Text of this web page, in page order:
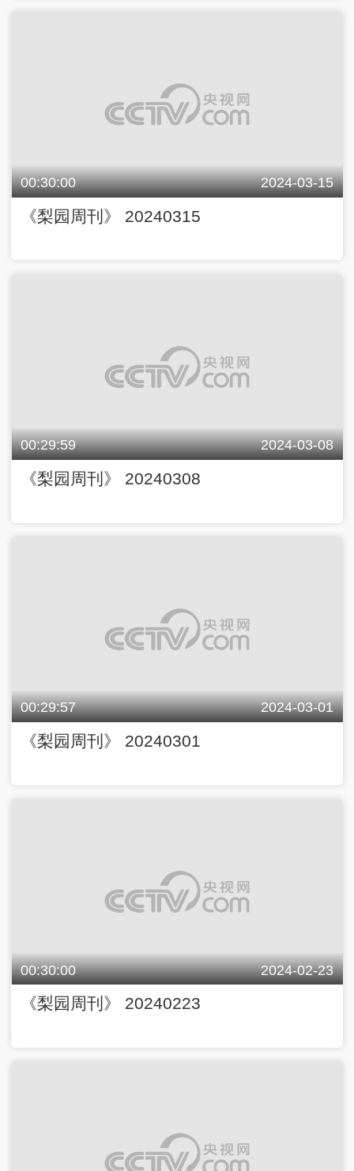
00:30:00 2024-03-15
《梨园周刊》 20240315
00:29:59 2024-03-08
《梨园周刊》 20240308
00:29:57 2024-03-01
《梨园周刊》 20240301
00:30:00 2024-02-23
《梨园周刊》 20240223